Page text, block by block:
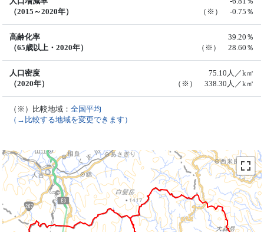
（2015～2020年）
（※） -0.75％
高齢化率
（65歳以上・2020年）
39.20％
（※） 28.60％
人口密度
（2020年）
75.10人／k㎡
（※） 338.30人／k㎡
（※）比較地域：全国平均
（→比較する地域を変更できます）